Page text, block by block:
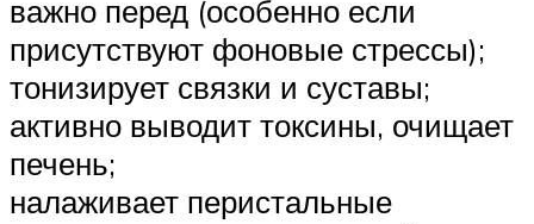
важно перед (особенно если
присутствуют фоновые стрессы);
тонизирует связки и суставы;
активно выводит токсины, очищает
печень;
налаживает перистальные